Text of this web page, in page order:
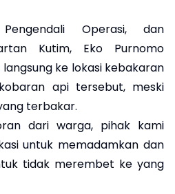
Operasi, dan
Kutim, Eko Purnomo
ke lokasi kebakaran
api tersebut, meski
terbakar.
dari warga, pihak kami
untuk memadamkan dan
tidak merembet ke yang